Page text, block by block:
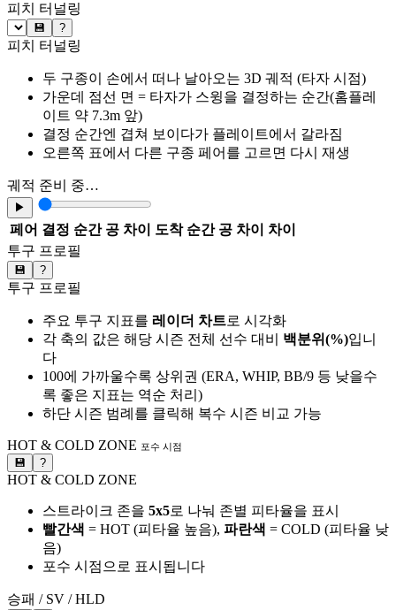
피치 터널링
💾 ?
피치 터널링
두 구종이 손에서 떠나 날아오는 3D 궤적 (타자 시점)
가운데 점선 면 = 타자가 스윙을 결정하는 순간(홈플레
이트 약 7.3m 앞)
결정 순간엔 겹쳐 보이다가 플레이트에서 갈라짐
오른쪽 표에서 다른 구종 페어를 고르면 다시 재생
궤적 준비 중…
▶
페어 결정 순간 공 차이 도착 순간 공 차이
차이
투구 프로필
💾 ?
투구 프로필
주요 투구 지표를 레이더 차트로 시각화
각 축의 값은 해당 시즌 전체 선수 대비 백분위(%)입니
다
100에 가까울수록 상위권 (ERA, WHIP, BB/9 등 낮을수
록 좋은 지표는 역순 처리)
하단 시즌 범례를 클릭해 복수 시즌 비교 가능
HOT & COLD ZONE 포수 시점
💾 ?
HOT & COLD ZONE
스트라이크 존을 5x5로 나눠 존별 피타율을 표시
빨간색 = HOT (피타율 높음), 파란색 = COLD (피타율 낮
음)
포수 시점으로 표시됩니다
승패 / SV / HLD